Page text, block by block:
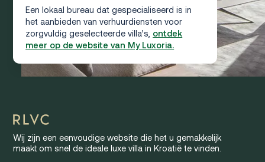
Een lokaal bureau dat gespecialiseerd is in
het aanbieden van verhuurdiensten voor
zorgvuldig geselecteerde villa’s, ontdek
meer op de website van My Luxoria.
Wij zijn een eenvoudige website die het u gemakkelijk
maakt om snel de ideale luxe villa in Kroatië te vinden.